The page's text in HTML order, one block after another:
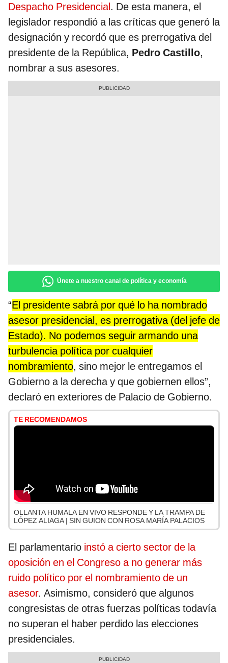
Despacho Presidencial. De esta manera, el
legislador respondió a las críticas que generó la
designación y recordó que es prerrogativa del
presidente de la República, Pedro Castillo,
nombrar a sus asesores.
Únete a nuestro canal de política y economía
“El presidente sabrá por qué lo ha nombrado
asesor presidencial, es prerrogativa (del jefe de
Estado). No podemos seguir armando una
turbulencia política por cualquier
nombramiento, sino mejor le entregamos el
Gobierno a la derecha y que gobiernen ellos”,
declaró en exteriores de Palacio de Gobierno.
TE RECOMENDAMOS
OLLANTA HUMALA EN VIVO RESPONDE Y LA TRAMPA DE
LÓPEZ ALIAGA | SIN GUION CON ROSA MARÍA PALACIOS
El parlamentario instó a cierto sector de la
oposición en el Congreso a no generar más
ruido político por el nombramiento de un
asesor. Asimismo, consideró que algunos
congresistas de otras fuerzas políticas todavía
no superan el haber perdido las elecciones
presidenciales.